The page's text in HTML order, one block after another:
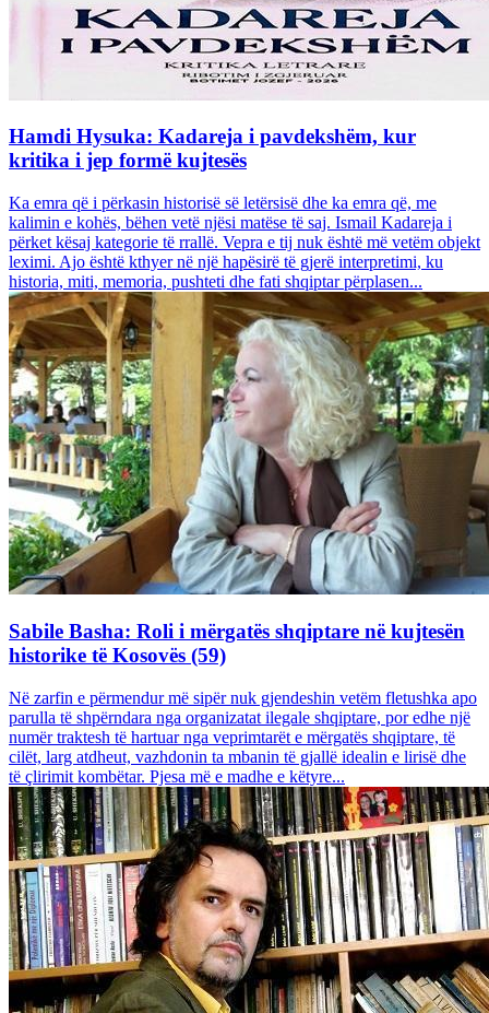
Hamdi Hysuka: Kadareja i pavdekshëm, kur
kritika i jep formë kujtesës
Ka emra që i përkasin historisë së letërsisë dhe ka emra që, me
kalimin e kohës, bëhen vetë njësi matëse të saj. Ismail Kadareja i
përket kësaj kategorie të rrallë. Vepra e tij nuk është më vetëm objekt
leximi. Ajo është kthyer në një hapësirë të gjerë interpretimi, ku
historia, miti, memoria, pushteti dhe fati shqiptar përplasen...
Sabile Basha: Roli i mërgatës shqiptare në kujtesën
historike të Kosovës (59)
Në zarfin e përmendur më sipër nuk gjendeshin vetëm fletushka apo
parulla të shpërndara nga organizatat ilegale shqiptare, por edhe një
numër traktesh të hartuar nga veprimtarët e mërgatës shqiptare, të
cilët, larg atdheut, vazhdonin ta mbanin të gjallë idealin e lirisë dhe
të çlirimit kombëtar. Pjesa më e madhe e këtyre...